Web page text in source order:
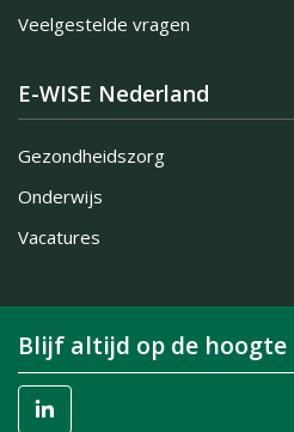
Veelgestelde vragen
E-WISE Nederland
Gezondheidszorg
Onderwijs
Vacatures
Blijf altijd op de hoogte